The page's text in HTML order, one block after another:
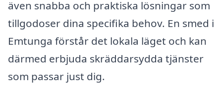
även snabba och praktiska lösningar som
tillgodoser dina specifika behov. En smed i
Emtunga förstår det lokala läget och kan
därmed erbjuda skräddarsydda tjänster
som passar just dig.